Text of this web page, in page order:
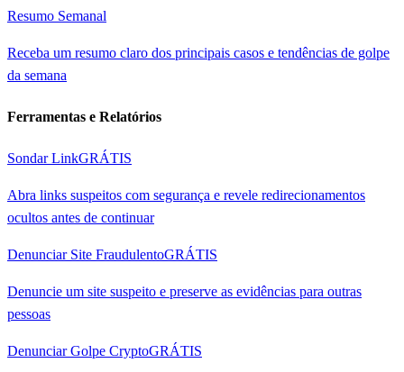
Resumo Semanal
Receba um resumo claro dos principais casos e tendências de golpe
da semana
Ferramentas e Relatórios
Sondar LinkGRÁTIS
Abra links suspeitos com segurança e revele redirecionamentos
ocultos antes de continuar
Denunciar Site FraudulentoGRÁTIS
Denuncie um site suspeito e preserve as evidências para outras
pessoas
Denunciar Golpe CryptoGRÁTIS